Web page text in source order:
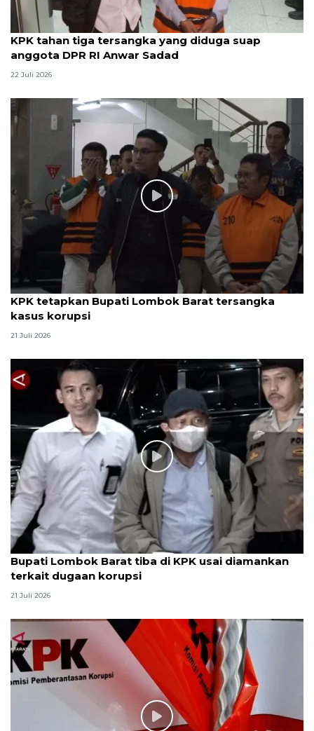
KPK tahan tiga tersangka yang diduga suap
anggota DPR RI Anwar Sadad
22 Juli 2026
KPK tetapkan Bupati Lombok Barat tersangka
kasus korupsi
21 Juli 2026
Bupati Lombok Barat tiba di KPK usai diamankan
terkait dugaan korupsi
21 Juli 2026